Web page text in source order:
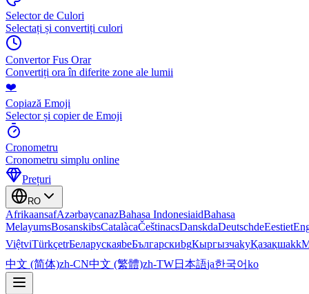
Selector de Culori
Selectați și convertiți culori
Convertor Fus Orar
Convertiți ora în diferite zone ale lumii
❤️
Copiază Emoji
Selector și copier de Emoji
Cronometru
Cronometru simplu online
Prețuri
RO
AfrikaansafAzərbaycanazBahasa IndonesiaidBahasa
MelayumsBosanskibsCatalàcaČeštinacsDanskdaDeutschdeEestiet
ViệtviTürkçetrБеларускаяbeБългарскиbgКыргызчаkyҚазақшаkk
中文 (简体)zh-CN中文 (繁體)zh-TW日本語ja한국어ko